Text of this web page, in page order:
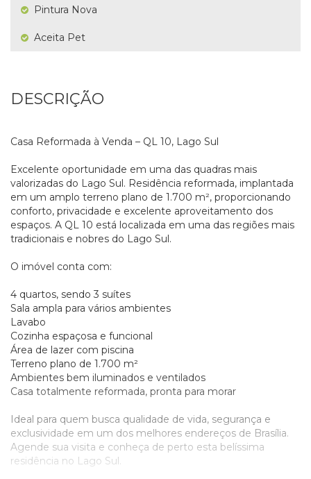
Pintura Nova
Aceita Pet
DESCRIÇÃO
Casa Reformada à Venda – QL 10, Lago Sul
Excelente oportunidade em uma das quadras mais
valorizadas do Lago Sul. Residência reformada, implantada
em um amplo terreno plano de 1.700 m², proporcionando
conforto, privacidade e excelente aproveitamento dos
espaços. A QL 10 está localizada em uma das regiões mais
tradicionais e nobres do Lago Sul.
O imóvel conta com:
4 quartos, sendo 3 suítes
Sala ampla para vários ambientes
Lavabo
Cozinha espaçosa e funcional
Área de lazer com piscina
Terreno plano de 1.700 m²
Ambientes bem iluminados e ventilados
Casa totalmente reformada, pronta para morar
Ideal para quem busca qualidade de vida, segurança e
exclusividade em um dos melhores endereços de Brasília.
Agende sua visita e conheça de perto esta belíssima
residência no Lago Sul.